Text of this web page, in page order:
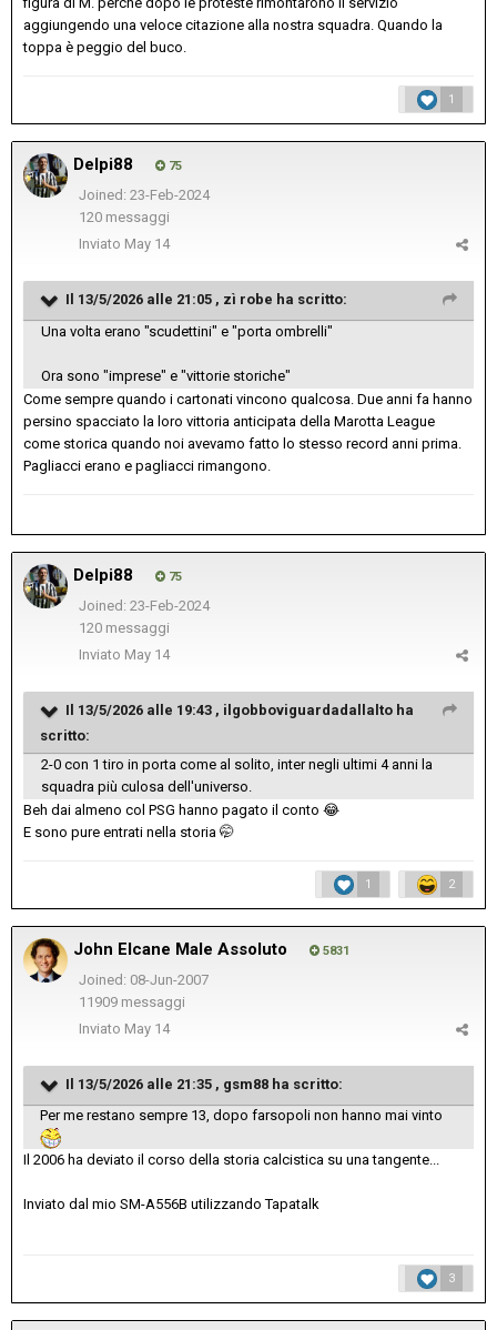
aggiungendo una veloce citazione alla nostra squadra. Quando la
toppa è peggio del buco.
1
Delpi88 75
Joined: 23-Feb-2024
120 messaggi
Inviato May 14
Il 13/5/2026 alle 21:05 , zì robe ha scritto:
Una volta erano "scudettini" e "porta ombrelli"
Ora sono "imprese" e "vittorie storiche"
Come sempre quando i cartonati vincono qualcosa. Due anni fa hanno
persino spacciato la loro vittoria anticipata della Marotta League
come storica quando noi avevamo fatto lo stesso record anni prima.
Pagliacci erano e pagliacci rimangono.
Delpi88 75
Joined: 23-Feb-2024
120 messaggi
Inviato May 14
Il 13/5/2026 alle 19:43 , ilgobboviguardadallalto ha
scritto:
2-0 con 1 tiro in porta come al solito, inter negli ultimi 4 anni la
squadra più culosa dell'universo.
Beh dai almeno col PSG hanno pagato il conto 😂
E sono pure entrati nella storia 🤭
1 2
John Elcane Male Assoluto 5831
Joined: 08-Jun-2007
11909 messaggi
Inviato May 14
Il 13/5/2026 alle 21:35 , gsm88 ha scritto:
Per me restano sempre 13, dopo farsopoli non hanno mai vinto
Il 2006 ha deviato il corso della storia calcistica su una tangente...
Inviato dal mio SM-A556B utilizzando Tapatalk
3